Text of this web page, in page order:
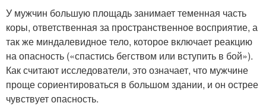
У мужчин большую площадь занимает теменная часть
коры, ответственная за пространственное восприятие, а
так же миндалевидное тело, которое включает реакцию
на опасность («спастись бегством или вступить в бой»).
Как считают исследователи, это означает, что мужчине
проще сориентироваться в большом здании, и он острее
чувствует опасность.